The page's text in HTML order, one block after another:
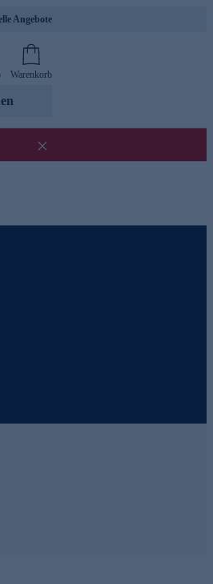
Angebote
Warenkorb